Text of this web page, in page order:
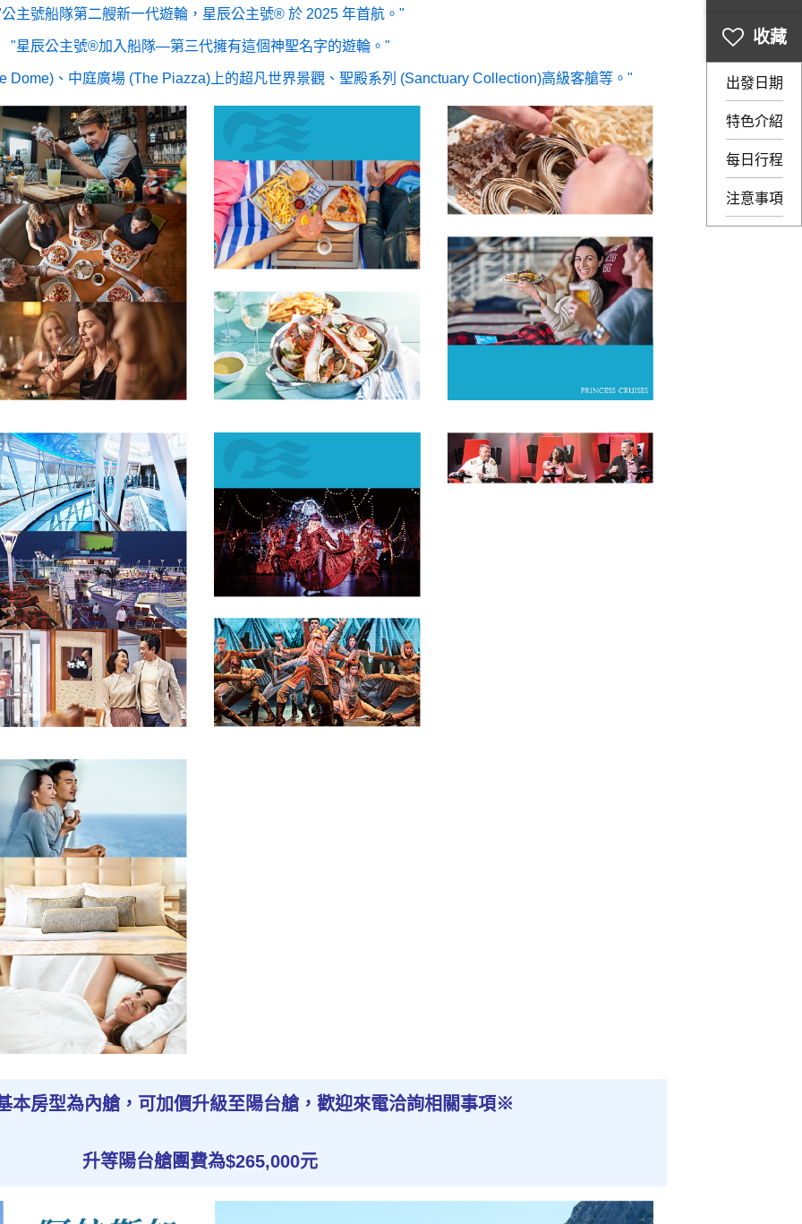
特色介紹
每日行程
注意事項
出發日期
公主號船隊第二艘新一代遊輪，星辰公主號® 於 2025 年首航。
星辰公主號®加入船隊—第三代擁有這個神聖名字的遊輪。
Dome)、中庭廣場 (The Piazza)上的超凡世界景觀、聖殿系列 (Sanctuary Collection)高級客艙等。
本房型為內艙，可加價升級至陽台艙，歡迎來電洽詢相關事項※
升等陽台艙團費為$265,000元